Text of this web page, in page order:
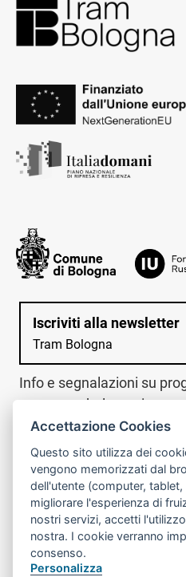
Iscriviti alla newsletter
Tram Bologna
Info e segnalazioni su
www.trambologna.it
trova infopoint sulla
Trova l'infopoint
più vicino
telefona
Chiama
center
Contatto cantiere per
o nelle ore notturne:366
Accettazione Cookies
Questo sito utilizza dei
vengono memorizzati dal
dell'utente (computer,
migliorare l'esperienza di
nostri servizi, accetti
nostra. I cookie verranno
consenso.
Personalizza